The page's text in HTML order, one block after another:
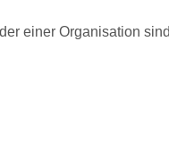
einer Organisation